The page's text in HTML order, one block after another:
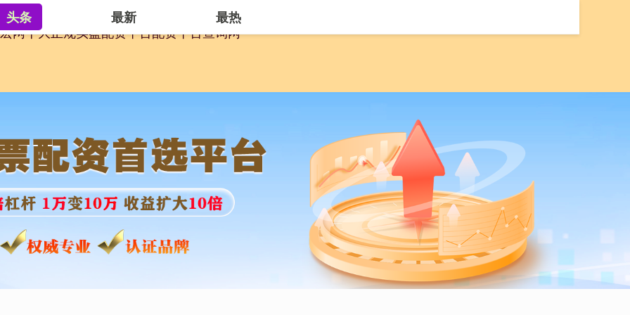
网十大正规实盘配资平台配资平台查询网
头条 最新 最热